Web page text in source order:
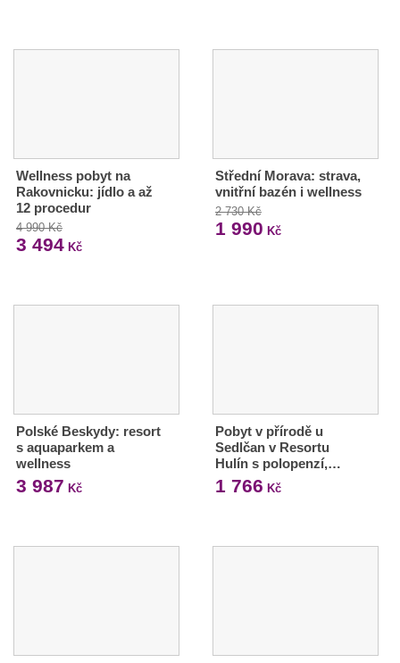
Wellness pobyt na
Rakovnicku: jídlo a až
12 procedur
4 990 Kč
3 494 Kč
Střední Morava: strava,
vnitřní bazén i wellness
2 730 Kč
1 990 Kč
Polské Beskydy: resort
s aquaparkem a
wellness
3 987 Kč
Pobyt v přírodě u
Sedlčan v Resortu
Hulín s polopenzí,…
1 766 Kč